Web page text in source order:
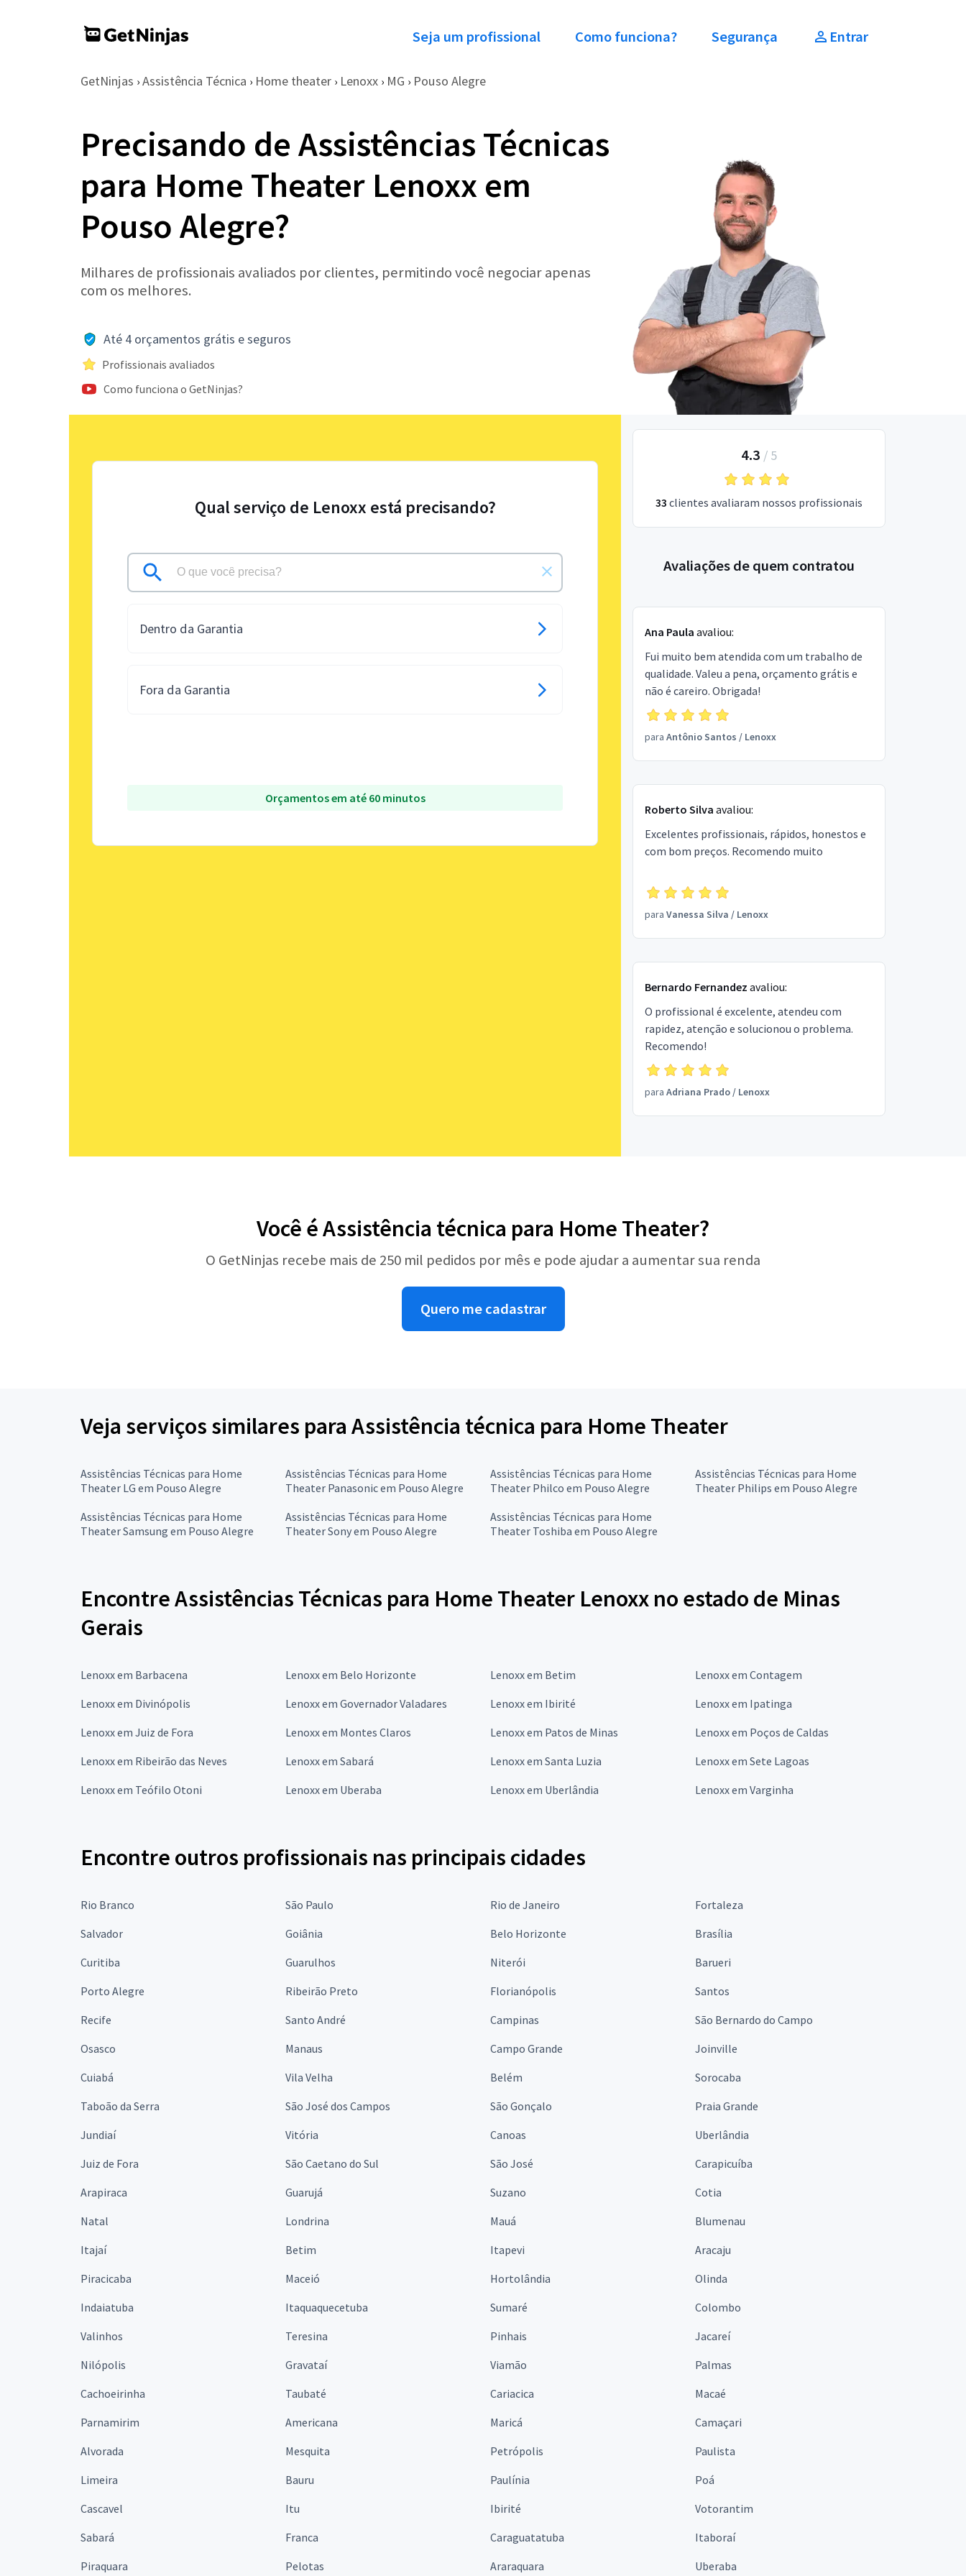
Seja um profissional Como funciona? Segurança Entrar
GetNinjas › Assistência Técnica › Home theater › Lenoxx › MG › Pouso Alegre
Precisando de Assistências Técnicas
para Home Theater Lenoxx em
Pouso Alegre?
Milhares de profissionais avaliados por clientes, permitindo você negociar apenas
com os melhores.
Até 4 orçamentos grátis e seguros
Profissionais avaliados
Como funciona o GetNinjas?
Qual serviço de Lenoxx está precisando?
Dentro da Garantia
Fora da Garantia
Orçamentos em até 60 minutos
4.3 / 5
33 clientes avaliaram nossos profissionais
Avaliações de quem contratou
Ana Paula avaliou:
Fui muito bem atendida com um trabalho de
qualidade. Valeu a pena, orçamento grátis e
não é careiro. Obrigada!
para Antônio Santos / Lenoxx
Roberto Silva avaliou:
Excelentes profissionais, rápidos, honestos e
com bom preços. Recomendo muito
para Vanessa Silva / Lenoxx
Bernardo Fernandez avaliou:
O profissional é excelente, atendeu com
rapidez, atenção e solucionou o problema.
Recomendo!
para Adriana Prado/ Lenoxx
Você é Assistência técnica para Home Theater?
O GetNinjas recebe mais de 250 mil pedidos por mês e pode ajudar a aumentar sua renda
Quero me cadastrar
Veja serviços similares para Assistência técnica para Home Theater
Assistências Técnicas para Home
Theater LG em Pouso Alegre
Assistências Técnicas para Home
Theater Panasonic em Pouso Alegre
Assistências Técnicas para Home
Theater Philco em Pouso Alegre
Assistências Técnicas para Home
Theater Philips em Pouso Alegre
Assistências Técnicas para Home
Theater Samsung em Pouso Alegre
Assistências Técnicas para Home
Theater Sony em Pouso Alegre
Assistências Técnicas para Home
Theater Toshiba em Pouso Alegre
Encontre Assistências Técnicas para Home Theater Lenoxx no estado de Minas
Gerais
Lenoxx em Barbacena Lenoxx em Belo Horizonte Lenoxx em Betim
Lenoxx em Contagem
Lenoxx em Divinópolis
Lenoxx em Governador Valadares Lenoxx em Ibirité
Lenoxx em Ipatinga
Lenoxx em Juiz de Fora
Lenoxx em Montes Claros Lenoxx em Patos de Minas
Lenoxx em Poços de Caldas
Lenoxx em Ribeirão das Neves
Lenoxx em Sabará Lenoxx em Santa Luzia
Lenoxx em Sete Lagoas
Lenoxx em Teófilo Otoni
Lenoxx em Uberaba Lenoxx em Uberlândia Lenoxx em Varginha
Encontre outros profissionais nas principais cidades
Rio Branco São Paulo Rio de Janeiro
Fortaleza
Salvador
Goiânia Belo Horizonte
Brasília
Curitiba
Guarulhos Niterói
Barueri
Porto Alegre
Ribeirão Preto Florianópolis
Santos
Recife
Santo André Campinas
São Bernardo do Campo
Osasco
Manaus Campo Grande
Joinville
Cuiabá
Vila Velha Belém
Sorocaba
Taboão da Serra
São José dos Campos São Gonçalo
Praia Grande
Jundiaí
Vitória Canoas
Uberlândia
Juiz de Fora
São Caetano do Sul São José
Carapicuíba
Arapiraca
Guarujá Suzano
Cotia
Natal
Londrina Mauá
Blumenau
Itajaí
Betim Itapevi
Aracaju
Piracicaba
Maceió Hortolândia
Olinda
Indaiatuba
Itaquaquecetuba Sumaré
Colombo
Valinhos
Teresina Pinhais
Jacareí
Nilópolis
Gravataí Viamão
Palmas
Cachoeirinha
Taubaté Cariacica
Macaé
Parnamirim
Americana Maricá
Camaçari
Alvorada
Mesquita Petrópolis
Paulista
Limeira
Bauru Paulínia
Poá
Cascavel
Itu Ibirité
Votorantim
Sabará
Franca Caraguatatuba
Itaboraí
Piraquara
Pelotas Araraquara Uberaba